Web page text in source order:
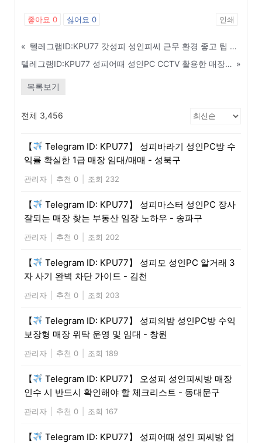
좋아요 0 싫어요 0 인쇄
«
텔레그램ID:KPU77 갓성피 성인피씨 근무 환경 좋고 팁 많이 나오는 알바 자리 - 익산
텔레그램ID:KPU77 성피어때 성인PC CCTV 활용한 매장 내 사건 사고 대처법 - 경주 »
목록보기
전체 3,456
【
Telegram ID: KPU77】 성피바라기 성인PC방 수
익률 확실한 1급 매장 임대/매매 - 성북구
관리자 추천 0 조회 232
【
Telegram ID: KPU77】 성피마스터 성인PC 장사
잘되는 매장 찾는 부동산 임장 노하우 - 송파구
관리자 추천 0 조회 202
【
Telegram ID: KPU77】 성피모 성인PC 알거래 3
자 사기 완벽 차단 가이드 - 김천
관리자 추천 0 조회 203
【
Telegram ID: KPU77】 성피의밤 성인PC방 수익
보장형 매장 위탁 운영 및 임대 - 창원
관리자 추천 0 조회 189
【
Telegram ID: KPU77】 오성피 성인피씨방 매장
인수 시 반드시 확인해야 할 체크리스트 - 동대문구
관리자 추천 0 조회 167
【
Telegram ID: KPU77】 성피어때 성인 피씨방 업